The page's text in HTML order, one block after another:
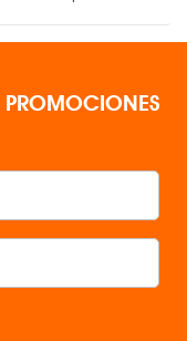
PROMOCIONES